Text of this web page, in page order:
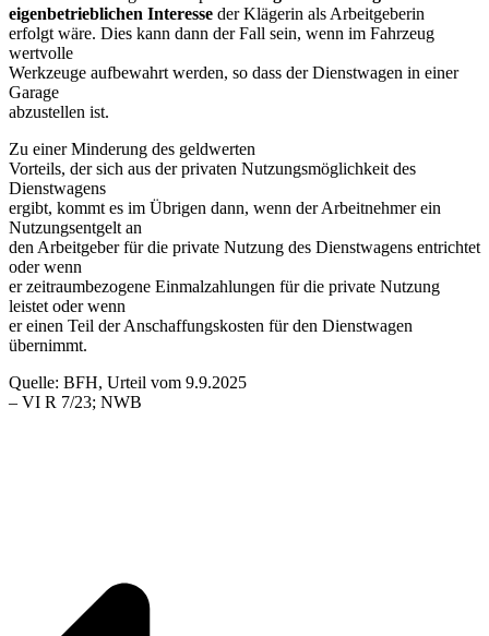
eigenbetrieblichen Interesse der Klägerin als Arbeitgeberin
erfolgt wäre. Dies kann dann der Fall sein, wenn im Fahrzeug
wertvolle
Werkzeuge aufbewahrt werden, so dass der Dienstwagen in einer
Garage
abzustellen ist.
Zu einer Minderung des geldwerten
Vorteils, der sich aus der privaten Nutzungsmöglichkeit des
Dienstwagens
ergibt, kommt es im Übrigen dann, wenn der Arbeitnehmer ein
Nutzungsentgelt an
den Arbeitgeber für die private Nutzung des Dienstwagens entrichtet
oder wenn
er zeitraumbezogene Einmalzahlungen für die private Nutzung
leistet oder wenn
er einen Teil der Anschaffungskosten für den Dienstwagen
übernimmt.
Quelle: BFH, Urteil vom 9.9.2025
– VI R 7/23; NWB